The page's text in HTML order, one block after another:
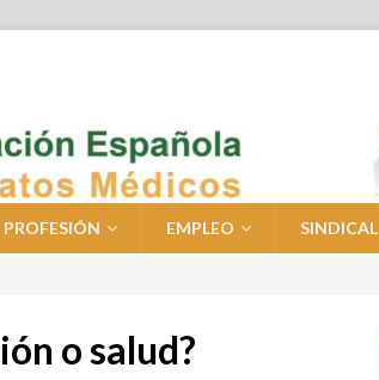
PROFESIÓN EMPLEO SINDICAL
o salud?